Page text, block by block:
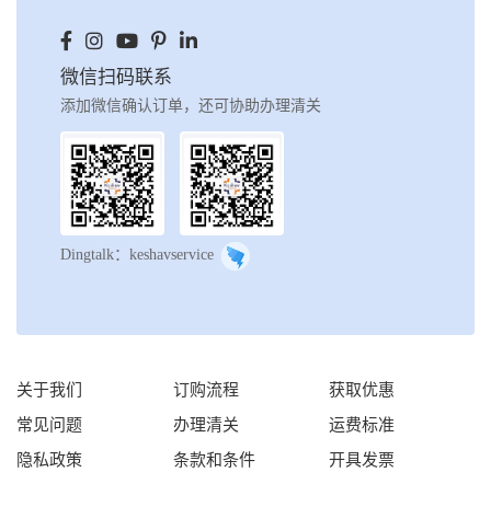
微信扫码联系
添加微信确认订单，还可协助办理清关
Dingtalk：keshavservice
关于我们
常见问题
隐私政策
订购流程
办理清关
条款和条件
获取优惠
运费标准
开具发票